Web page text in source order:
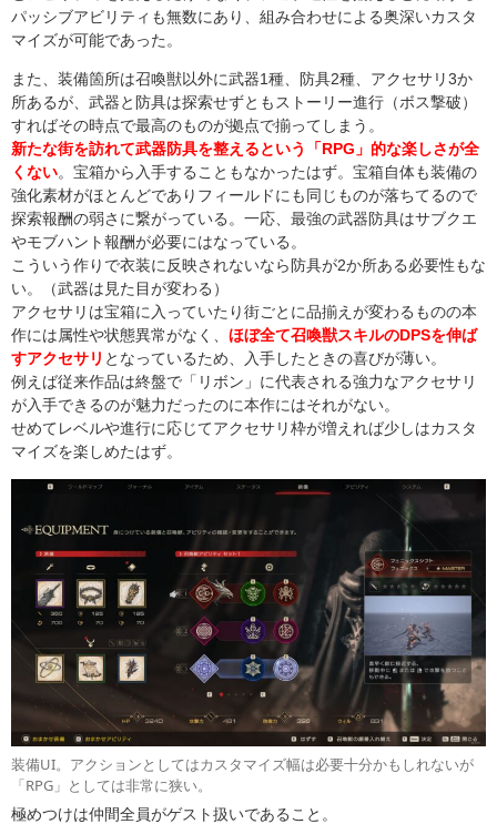
パッシブアビリティも無数にあり、組み合わせによる奥深いカスタ
マイズが可能であった。
また、装備箇所は召喚獣以外に武器1種、防具2種、アクセサリ3か
所あるが、武器と防具は探索せずともストーリー進行（ボス撃破）
すればその時点で最高のものが拠点で揃ってしまう。
新たな街を訪れて武器防具を整えるという「RPG」的な楽しさが全
くない。宝箱から入手することもなかったはず。宝箱自体も装備の
強化素材がほとんどでありフィールドにも同じものが落ちてるので
探索報酬の弱さに繋がっている。一応、最強の武器防具はサブクエ
やモブハント報酬が必要にはなっている。
こういう作りで衣装に反映されないなら防具が2か所ある必要性もな
い。（武器は見た目が変わる）
アクセサリは宝箱に入っていたり街ごとに品揃えが変わるものの本
作には属性や状態異常がなく、 ほぼ全て召喚獣スキルのDPSを伸ば
すアクセサリ となっているため、入手したときの喜びが薄い。
例えば従来作品は終盤で「リボン」に代表される強力なアクセサリ
が入手できるのが魅力だったのに本作にはそれがない。
せめてレベルや進行に応じてアクセサリ枠が増えれば少しはカスタ
マイズを楽しめたはず。
装備UI。アクションとしてはカスタマイズ幅は必要十分かもしれないが
「RPG」としては非常に狭い。
極めつけは仲間全員がゲスト扱いであること。